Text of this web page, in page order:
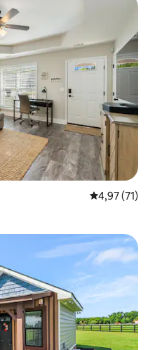
Gemiddelde
4,97 (71)